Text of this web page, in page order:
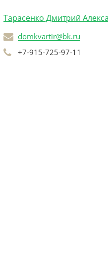
Тарасенко Дмитрий
domkvartir@bk.ru
+7-915-725-97-11